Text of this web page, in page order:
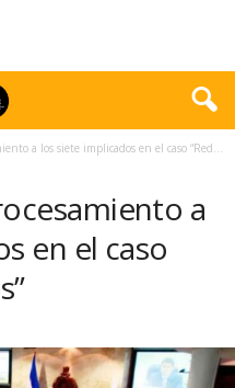
a los siete implicados en el caso “Red...
a
en el caso